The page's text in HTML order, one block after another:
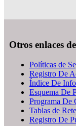
Otros enlaces
Políticas de
Registro De
Índice De
Esquema De
Programa De
Tablas de
Registro De